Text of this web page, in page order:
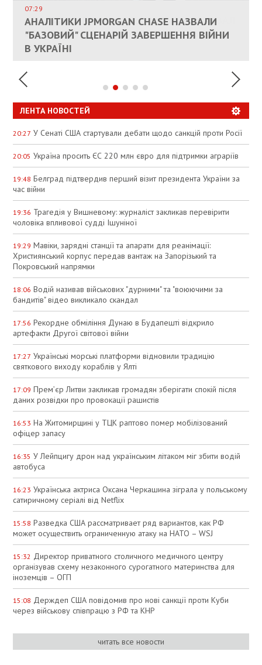
КАНДИДАТ В ПРЕМЬЕРЫ ПОЛЬШИ ПРИЗВАЛ
ЕС ПРЕКРАТИТЬ ВОЕННУЮ ПОМОЩЬ
УКРАИНЕ
07:29
АНАЛІТИКИ JPMORGAN CHASE НАЗВАЛИ
"БАЗОВИЙ" СЦЕНАРІЙ ЗАВЕРШЕННЯ ВІЙНИ
В УКРАЇНІ
СОСТОИТСЯ В БЛИЖАЙШЕЕ ВРЕМЯ, –
РЮТТЕ
ПАЛИВНИЙ РИНОК РОЗІГРІЛИ ШТУЧНО:
АНАЛІТИКИ ЗВИНУВАТИЛИ АЗС У
СПЕКУЛЯЦІЇ
ЛЕНТА НОВОСТЕЙ
20:27 У Сенаті США стартували дебати щодо санкцій проти Росії
20:05 Україна просить ЄС 220 млн євро для підтримки аграріїв
19:48 Белград підтвердив перший візит президента України за
час війни
19:36 Трагедія у Вишневому: журналіст закликав перевірити
чоловіка впливової судді Ішуніної
19:29 Мавіки, зарядні станції та апарати для реанімації:
Християнський корпус передав вантаж на Запорізький та
Покровський напрямки
18:06 Водій називав військових "дурними" та "воюючими за
бандитів" відео викликало скандал
17:56 Рекордне обміління Дунаю в Будапешті відкрило
артефакти Другої світової війни
17:27 Українські морські платформи відновили традицію
святкового виходу кораблів у Ялті
17:09 Прем’єр Литви закликав громадян зберігати спокій після
даних розвідки про провокації рашистів
16:53 На Житомирщині у ТЦК раптово помер мобілізований
офіцер запасу
16:35 У Лейпцигу дрон над українським літаком міг збити водій
автобуса
16:23 Українська актриса Оксана Черкашина зіграла у польському
сатиричному серіалі від Netflix
15:58 Разведка США рассматривает ряд вариантов, как РФ
может осуществить ограниченную атаку на НАТО – WSJ
15:32 Директор приватного столичного медичного центру
організував схему незаконного сурогатного материнства для
іноземців – ОГП
15:08 Держдеп США повідомив про нові санкції проти Куби
через військову співпрацю з РФ та КНР
читать все новости